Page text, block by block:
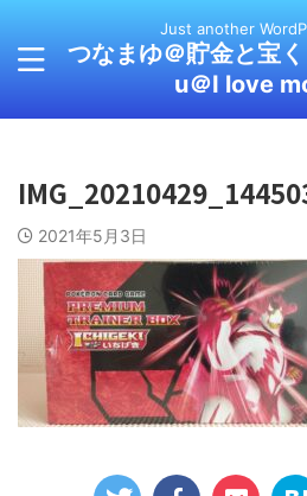
Just another
つなまゆ＠貯金と宝
u＠I love
2021年5月3日